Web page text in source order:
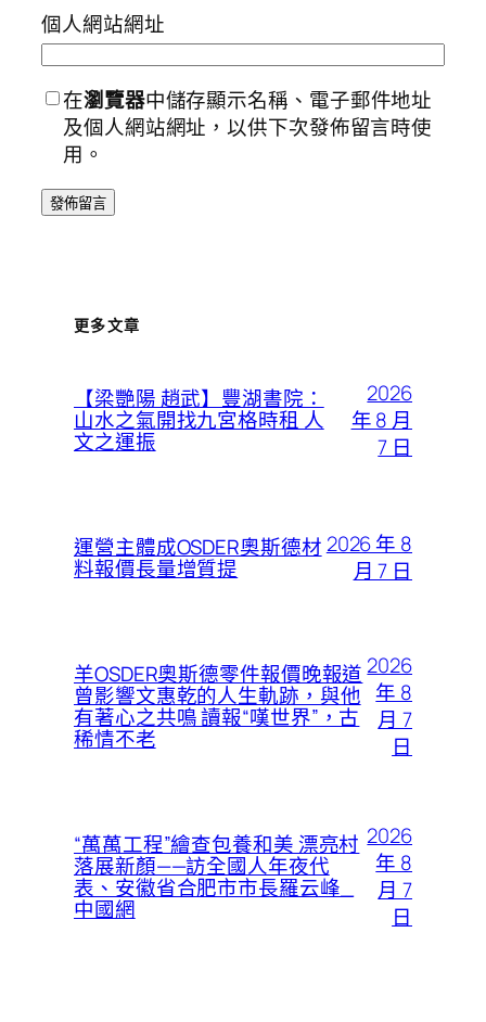
個人網站網址
在瀏覽器中儲存顯示名稱、電子郵件地址
及個人網站網址，以供下次發佈留言時使
用。
更多文章
【梁艷陽 趙武】豐湖書院：
山水之氣開找九宮格時租 人
文之運振
2026
年 8 月
7 日
運營主體成OSDER奧斯德材
料報價長量增質提
2026 年 8
月 7 日
羊OSDER奧斯德零件報價晚報道
曾影響文惠乾的人生軌跡，與他
有著心之共鳴 讀報“嘆世界”，古
稀情不老
2026
年 8
月 7
日
“萬萬工程”繪查包養和美 漂亮村
落展新顏——訪全國人年夜代
表、安徽省合肥市市長羅云峰_
中國網
2026
年 8
月 7
日